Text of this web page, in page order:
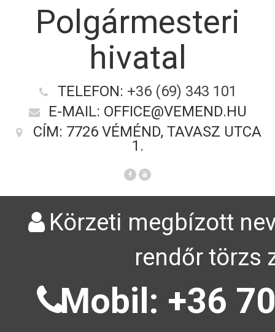
Polgármesteri
hivatal
TELEFON: +36 (69) 343 101
E-MAIL: OFFICE@VEMEND.HU
CÍM: 7726 VÉMÉND, TAVASZ UTCA
1.
Körzeti megbízott
rendőr törzs
Mobil: +36